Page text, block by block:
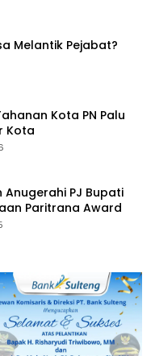
Melantik Pejabat?
Kota PN Palu
Kota
Anugerahi PJ Bupati
Paritrana Award